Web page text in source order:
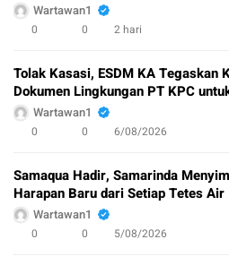
Wartawan1
0 0 2 hari
Tolak Kasasi, ESDM KA Tegaskan
Dokumen Lingkungan PT KPC
Wartawan1
0 0 6/08/2026
Samaqua Hadir, Samarinda
Harapan Baru dari Setiap Tetes Air
Wartawan1
0 0 5/08/2026